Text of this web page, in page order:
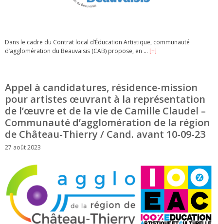
Dans le cadre du Contrat local d’Éducation Artistique, communauté
d’agglomération du Beauvaisis (CAB) propose, en … [+]
Appel à candidatures, résidence-mission
pour artistes œuvrant à la représentation
de l’œuvre et de la vie de Camille Claudel –
Communauté d’agglomération de la région
de Château-Thierry / Cand. avant 10-09-23
27 août 2023